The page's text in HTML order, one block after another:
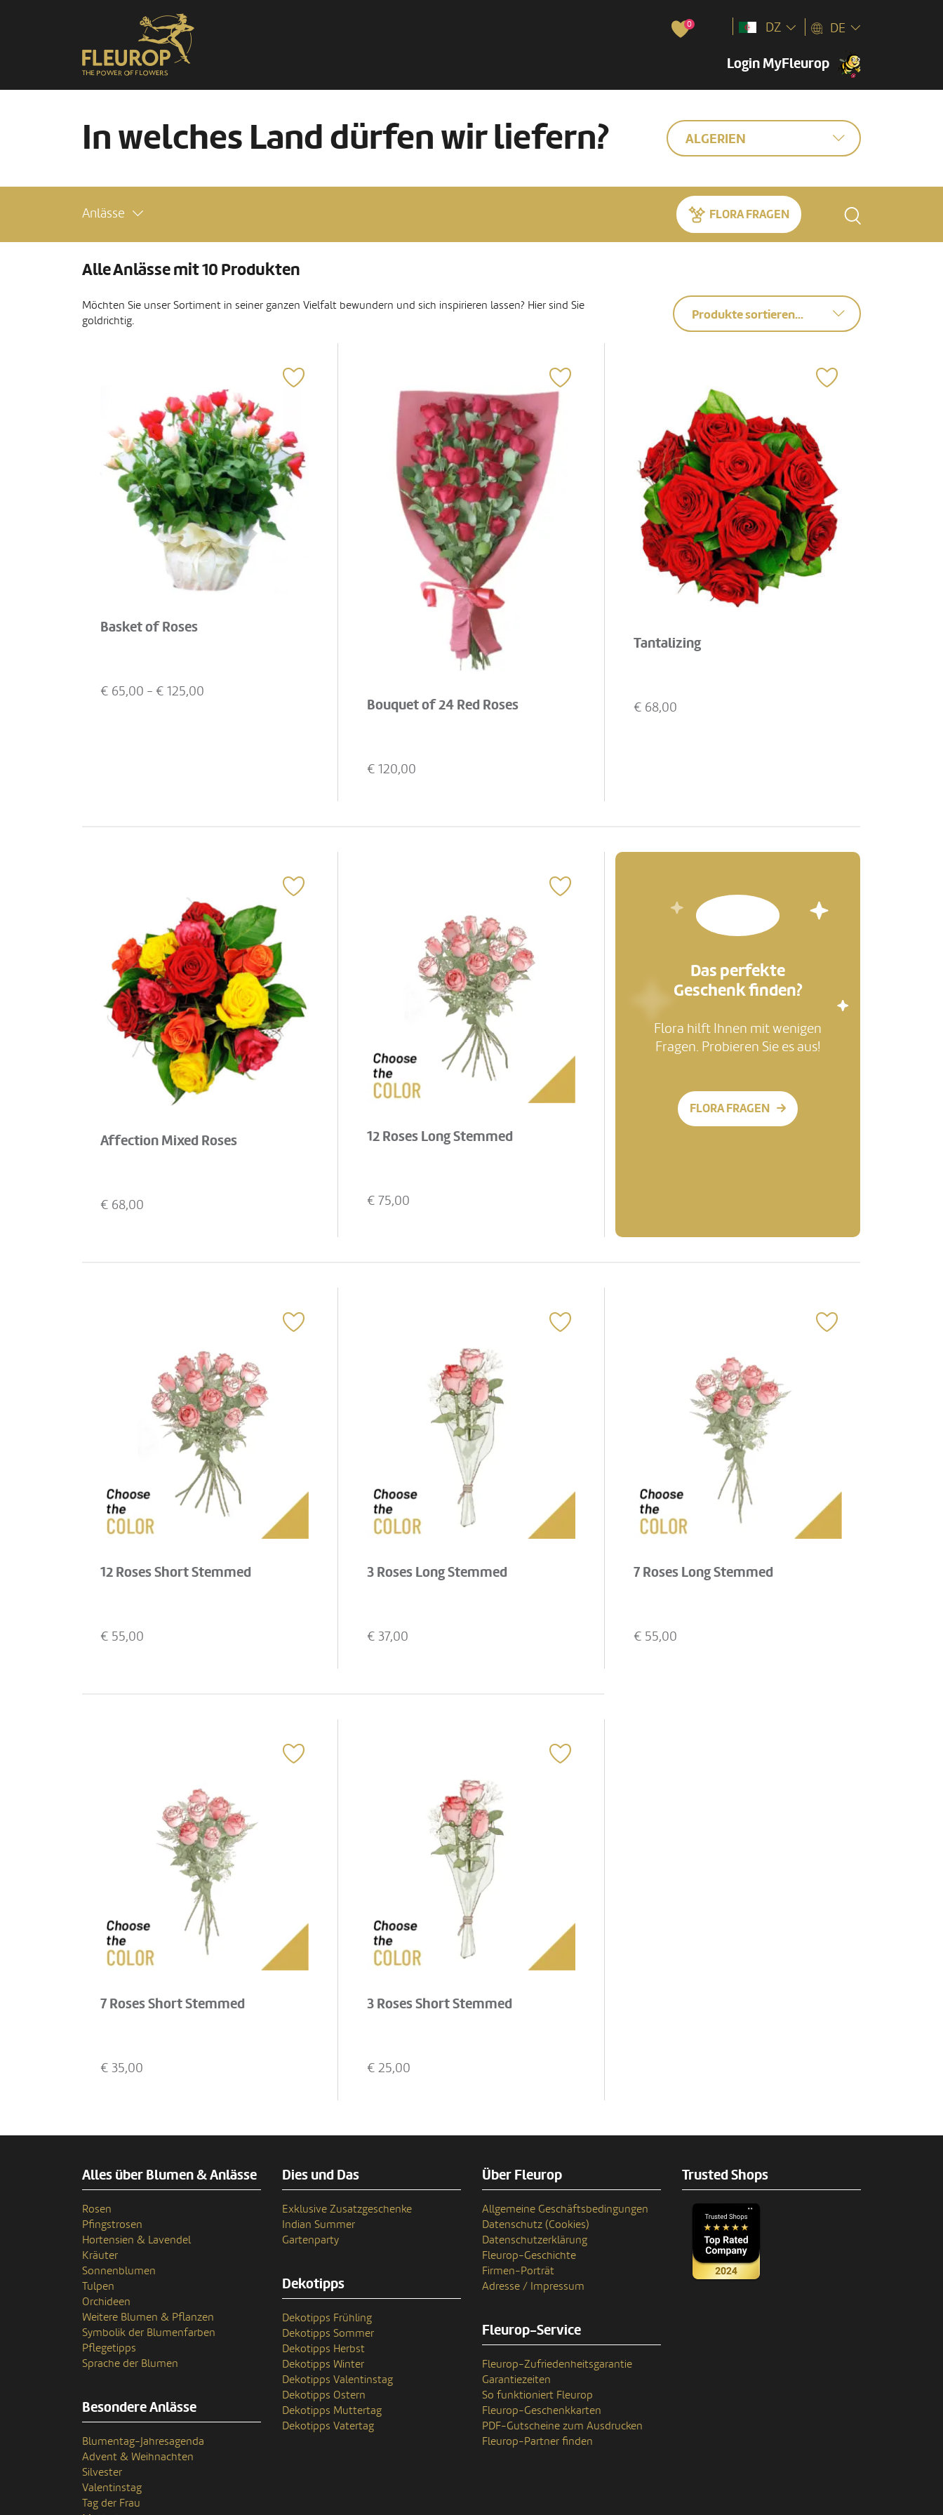
0
Login MyFleurop
DZ DE
In welches Land dürfen wir liefern? ALGERIEN
Anlässe FLORA FRAGEN
Alle Anlässe mit 10 Produkten
Möchten Sie unser Sortiment in seiner ganzen Vielfalt bewundern und sich inspirieren lassen? Hier sind Sie
goldrichtig.
Produkte sortieren...
Basket of Roses
€ 65,00 - € 125,00
Bouquet of 24 Red Roses
€ 120,00
Tantalizing
€ 68,00
Affection Mixed Roses
€ 68,00
12 Roses Long Stemmed
€ 75,00
Das perfekte
Geschenk finden?
Flora hilft Ihnen mit wenigen
Fragen. Probieren Sie es aus!
FLORA FRAGEN
12 Roses Short Stemmed
€ 55,00
3 Roses Long Stemmed
€ 37,00
7 Roses Long Stemmed
€ 55,00
7 Roses Short Stemmed
€ 35,00
3 Roses Short Stemmed
€ 25,00
Alles über Blumen & Anlässe
Rosen
Pfingstrosen
Hortensien & Lavendel
Kräuter
Sonnenblumen
Tulpen
Orchideen
Weitere Blumen & Pflanzen
Symbolik der Blumenfarben
Pflegetipps
Sprache der Blumen
Besondere Anlässe
Blumentag-Jahresagenda
Advent & Weihnachten
Silvester
Valentinstag
Tag der Frau
Dies und Das
Exklusive Zusatzgeschenke
Indian Summer
Gartenparty
Dekotipps
Dekotipps Frühling
Dekotipps Sommer
Dekotipps Herbst
Dekotipps Winter
Dekotipps Valentinstag
Dekotipps Ostern
Dekotipps Muttertag
Dekotipps Vatertag
Über Fleurop
Allgemeine Geschäftsbedingungen
Datenschutz (Cookies)
Datenschutzerklärung
Fleurop-Geschichte
Firmen-Porträt
Adresse / Impressum
Fleurop-Service
Fleurop-Zufriedenheitsgarantie
Garantiezeiten
So funktioniert Fleurop
Fleurop-Geschenkkarten
PDF-Gutscheine zum Ausdrucken
Fleurop-Partner finden
Trusted Shops